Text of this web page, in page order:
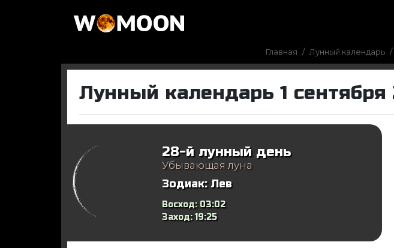
Главная Лунный календарь
Лунный календарь 1
28-й лунный день
Убывающая луна
Зодиак: Лев
Восход: 03:02
Заход:19:25